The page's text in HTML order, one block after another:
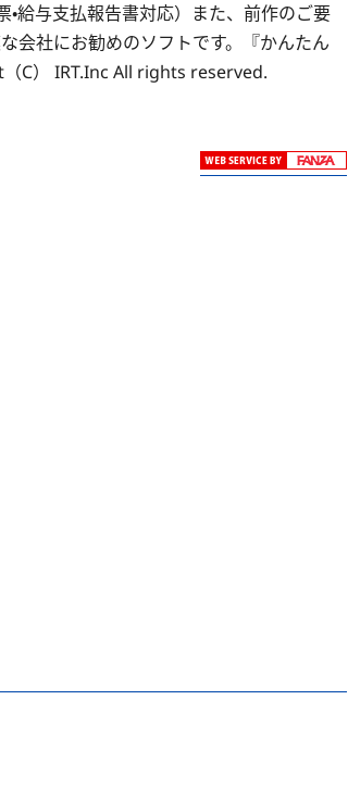
給与支払報告書対応）また、前作のご要
会社にお勧めのソフトです。『かんたん
C） IRT.Inc All rights reserved.